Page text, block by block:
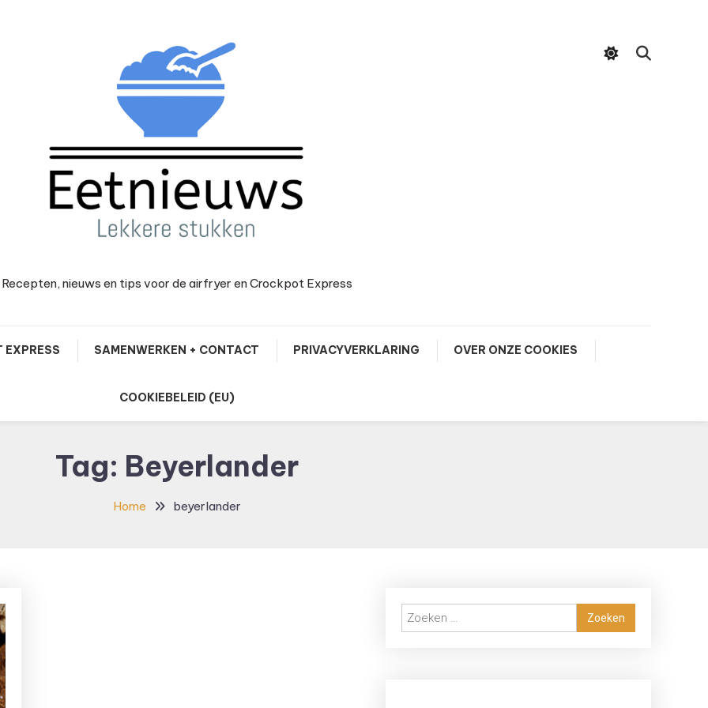
Recepten, nieuws en tips voor de airfryer en Crockpot Express
EXPRESS SAMENWERKEN + CONTACT PRIVACYVERKLARING OVER ONZE COOKIES
COOKIEBELEID (EU)
Tag: Beyerlander
Home beyerlander
Zoeken
naar: